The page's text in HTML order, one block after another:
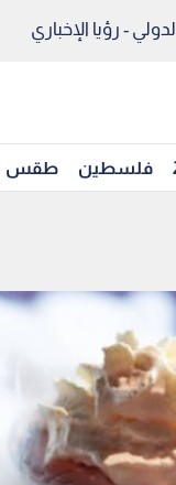
- رؤيا الإخباري
فلسطين طقس